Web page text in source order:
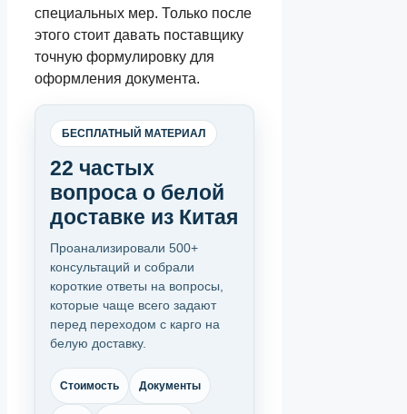
специальных мер. Только после
этого стоит давать поставщику
точную формулировку для
оформления документа.
БЕСПЛАТНЫЙ МАТЕРИАЛ
22 частых
вопроса о белой
доставке из Китая
Проанализировали 500+
консультаций и собрали
короткие ответы на вопросы,
которые чаще всего задают
перед переходом с карго на
белую доставку.
Стоимость Документы